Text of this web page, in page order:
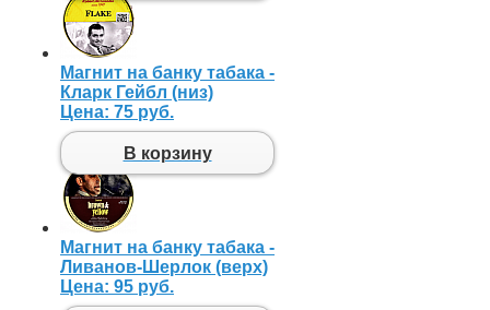
Магнит на банку табака -
Кларк Гейбл (низ)
Цена: 75 руб.
В корзину
Магнит на банку табака -
Ливанов-Шерлок (верх)
Цена: 95 руб.